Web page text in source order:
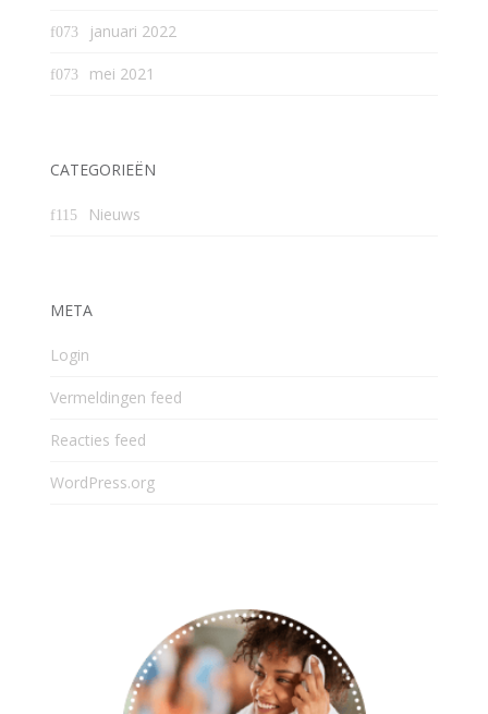
januari 2022
mei 2021
CATEGORIEËN
Nieuws
META
Login
Vermeldingen feed
Reacties feed
WordPress.org